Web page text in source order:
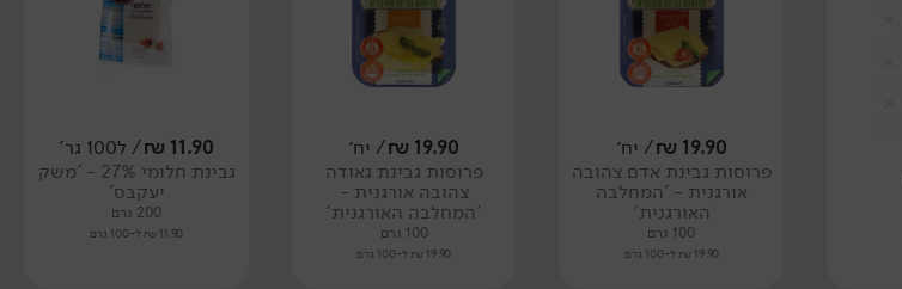
19.90
₪/ יח׳
פרוסות גבינת אדם צהובה
אורגנית - 'המחלבה
האורגנית'
100 גרם
19.90 ₪ ל-100 גרם
19.90
₪/ יח׳
פרוסות גבינת גאודה
צהובה אורגנית -
'המחלבה האורגנית'
100 גרם
19.90 ₪ ל-100 גרם
11.90
₪/ ל100 גר'
גבינת חלומי 27% - 'משק
יעקבס'
200 גרם
11.90 ₪ ל-100 גרם